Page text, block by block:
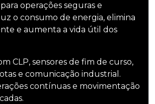
operações seguras e
o consumo de energia, elimina
e aumenta a vida útil dos
CLP, sensores de fim de curso,
e comunicação industrial.
contínuas e movimentação